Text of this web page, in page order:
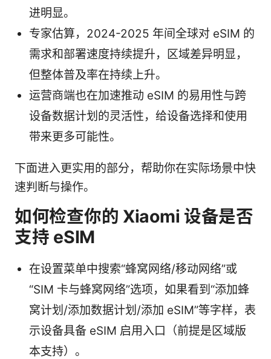
进明显。
专家估算，2024-2025 年间全球对 eSIM 的
需求和部署速度持续提升，区域差异明显，
但整体普及率在持续上升。
运营商端也在加速推动 eSIM 的易用性与跨
设备数据计划的灵活性，给设备选择和使用
带来更多可能性。
下面进入更实用的部分，帮助你在实际场景中快
速判断与操作。
如何检查你的 Xiaomi 设备是否
支持 eSIM
在设置菜单中搜索“蜂窝网络/移动网络”或
“SIM 卡与蜂窝网络”选项，如果看到“添加蜂
窝计划/添加数据计划/添加 eSIM”等字样，表
示设备具备 eSIM 启用入口（前提是区域版
本支持）。